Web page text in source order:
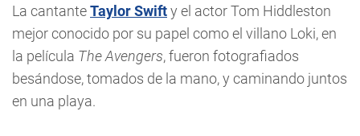
La cantanteTaylor Swifty el actor Tom Hiddleston
mejor conocido por su papel como el villano Loki, en
la película The Avengers, fueron fotografiados
besándose, tomados de la mano, y caminando juntos
en una playa.